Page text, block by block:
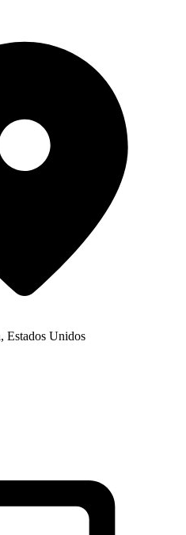
Estados Unidos